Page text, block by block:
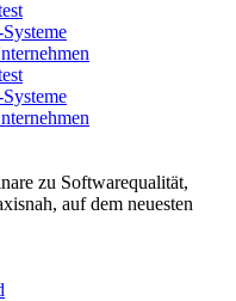
zu Softwarequalität,
auf dem neuesten